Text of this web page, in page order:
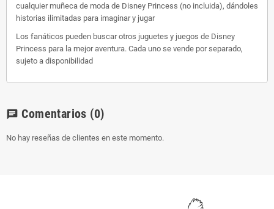
cualquier muñeca de moda de Disney Princess (no incluida), dándoles
historias ilimitadas para imaginar y jugar
Los fanáticos pueden buscar otros juguetes y juegos de Disney
Princess para la mejor aventura. Cada uno se vende por separado,
sujeto a disponibilidad
chat Comentarios (0)
No hay reseñas de clientes en este momento.